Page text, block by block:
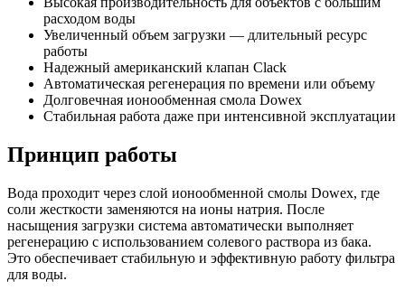
расходом воды
Увеличенный объем загрузки — длительный ресурс
работы
Надежный американский клапан Clack
Автоматическая регенерация по времени или объему
Долговечная ионообменная смола Dowex
Стабильная работа даже при интенсивной эксплуатации
Принцип работы
Вода проходит через слой ионообменной смолы Dowex, где
соли жесткости заменяются на ионы натрия. После
насыщения загрузки система автоматически выполняет
регенерацию с использованием солевого раствора из бака.
Это обеспечивает стабильную и эффективную работу фильтра
для воды.